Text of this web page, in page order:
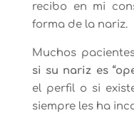
recibo en mi
forma de la nariz.
Muchos
si su nariz es
el perfil o si
siempre les ha